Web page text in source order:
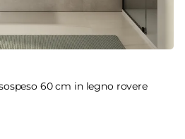
60 cm in legno rovere